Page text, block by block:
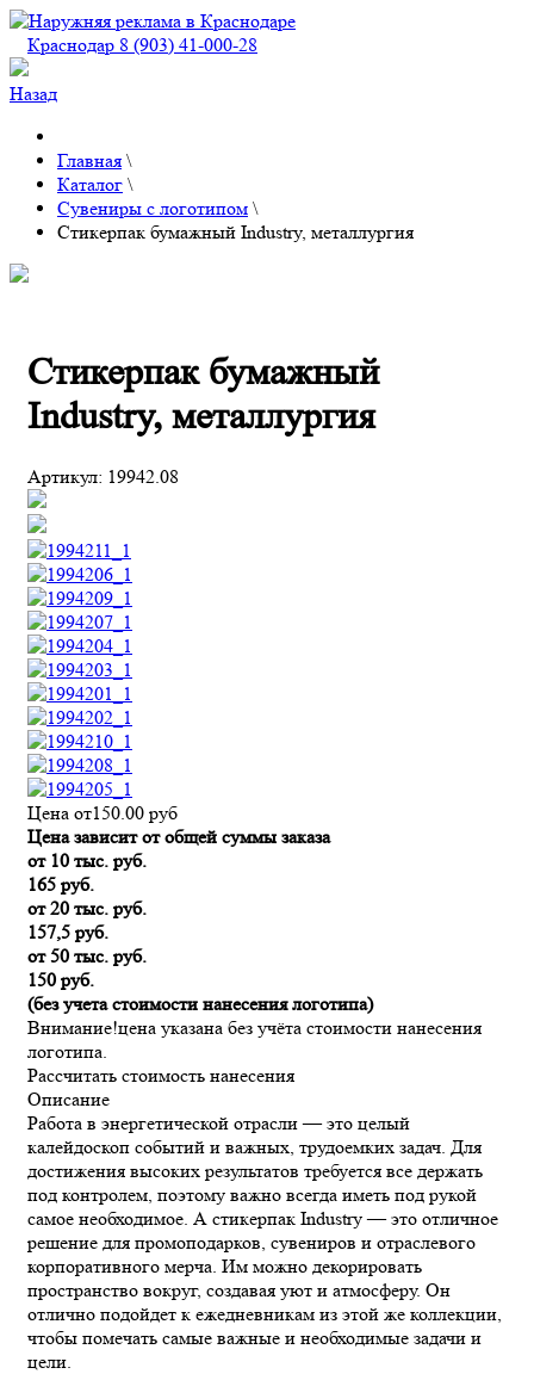
Краснодар 8 (903) 41-000-28
Назад
Главная \
Каталог \
Сувениры с логотипом \
Стикерпак бумажный Industry, металлургия
Стикерпак бумажный
Industry, металлургия
Артикул: 19942.08
Цена от150.00 руб
Цена зависит от общей суммы заказа
от 10 тыс. руб.
165 руб.
от 20 тыс. руб.
157,5 руб.
от 50 тыс. руб.
150 руб.
(без учета стоимости нанесения логотипа)
Внимание!цена указана без учёта стоимости нанесения
логотипа.
Рассчитать стоимость нанесения
Описание
Работа в энергетической отрасли — это целый
калейдоскоп событий и важных, трудоемких задач. Для
достижения высоких результатов требуется все держать
под контролем, поэтому важно всегда иметь под рукой
самое необходимое. А стикерпак Industry — это отличное
решение для промоподарков, сувениров и отраслевого
корпоративного мерча. Им можно декорировать
пространство вокруг, создавая уют и атмосферу. Он
отлично подойдет к ежедневникам из этой же коллекции,
чтобы помечать самые важные и необходимые задачи и
цели.